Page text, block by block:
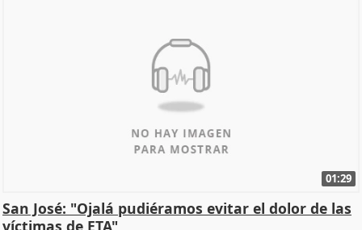
01:29
San José: "Ojalá pudiéramos evitar el dolor de las
víctimas de ETA"